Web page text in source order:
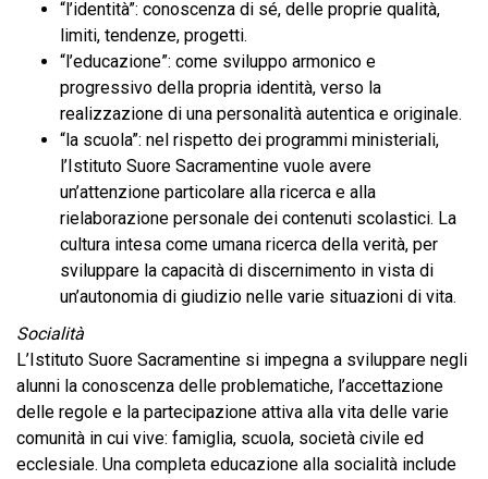
“l’identità”: conoscenza di sé, delle proprie qualità,
limiti, tendenze, progetti.
“l’educazione”: come sviluppo armonico e
progressivo della propria identità, verso la
realizzazione di una personalità autentica e originale.
“la scuola”: nel rispetto dei programmi ministeriali,
l’Istituto Suore Sacramentine vuole avere
un’attenzione particolare alla ricerca e alla
rielaborazione personale dei contenuti scolastici. La
cultura intesa come umana ricerca della verità, per
sviluppare la capacità di discernimento in vista di
un’autonomia di giudizio nelle varie situazioni di vita.
Socialità
L’Istituto Suore Sacramentine si impegna a sviluppare negli
alunni la conoscenza delle problematiche, l’accettazione
delle regole e la partecipazione attiva alla vita delle varie
comunità in cui vive: famiglia, scuola, società civile ed
ecclesiale. Una completa educazione alla socialità include